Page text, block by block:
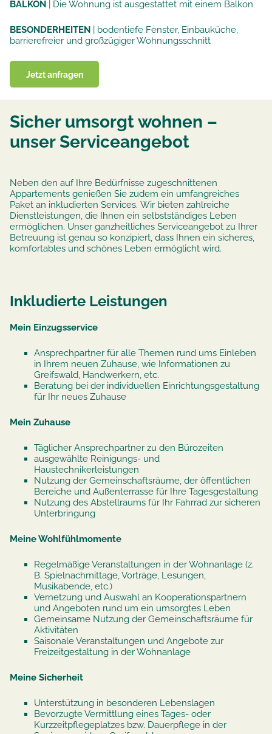
BALKON Die Wohnung ist ausgestattet mit einem Balkon
BESONDERHEITEN
bodentiefe Fenster, Einbauküche,
barrierefreier und großzügiger Wohnungsschnitt
Jetzt anfragen
Sicher umsorgt wohnen –
unser Serviceangebot
Neben den auf Ihre Bedürfnisse zugeschnittenen
Appartements genießen Sie zudem ein umfangreiches
Paket an inkludierten Services. Wir bieten zahlreiche
Dienstleistungen, die Ihnen ein selbstständiges Leben
ermöglichen. Unser ganzheitliches Serviceangebot zu Ihrer
Betreuung ist genau so konzipiert, dass Ihnen ein sicheres,
komfortables und schönes Leben ermöglicht wird.
Inkludierte Leistungen
Mein Einzugsservice
Ansprechpartner für alle Themen rund ums Einleben
in Ihrem neuen Zuhause, wie Informationen zu
Greifswald, Handwerkern, etc.
Beratung bei der individuellen Einrichtungsgestaltung
für Ihr neues Zuhause
Mein Zuhause
Täglicher Ansprechpartner zu den Bürozeiten
ausgewählte Reinigungs- und
Haustechnikerleistungen
Nutzung der Gemeinschaftsräume, der öffentlichen
Bereiche und Außenterrasse für Ihre Tagesgestaltung
Nutzung des Abstellraums für Ihr Fahrrad zur sicheren
Unterbringung
Meine Wohlfühlmomente
Regelmäßige Veranstaltungen in der Wohnanlage (z.
B. Spielnachmittage, Vorträge, Lesungen,
Musikabende, etc.)
Vernetzung und Auswahl an Kooperationspartnern
und Angeboten rund um ein umsorgtes Leben
Gemeinsame Nutzung der Gemeinschaftsräume für
Aktivitäten
Saisonale Veranstaltungen und Angebote zur
Freizeitgestaltung in der Wohnanlage
Meine Sicherheit
Unterstützung in besonderen Lebenslagen
Bevorzugte Vermittlung eines Tages- oder
Kurzzeitpflegeplatzes bzw. Dauerpflege in der